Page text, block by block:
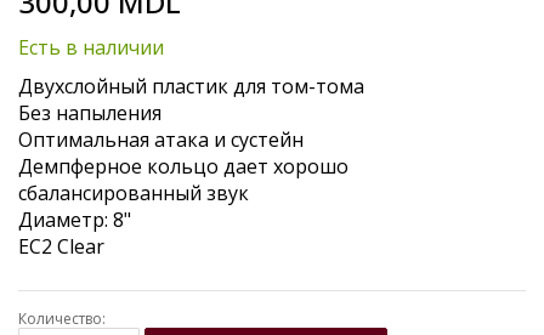
beginning
of
the
images
gallery
Есть в наличии
Двухслойный пластик для том-тома
Без напыления
Оптимальная атака и сустейн
Демпферное кольцо дает хорошо
сбалансированный звук
Диаметр: 8"
EC2 Clear
Количество: